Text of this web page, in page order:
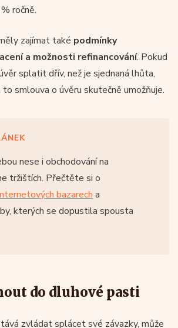
ročně.
zajímat také podmínky
a možnosti refinancování. Pokud
splatit dřív, než je sjednaná lhůta,
smlouva o úvěru skutečně umožňuje.
nese i obchodování na
tržištích. Přečtěte si o
bazarech a
kterých se dopustila spousta
do dluhové pasti
zvládat splácet své závazky, může